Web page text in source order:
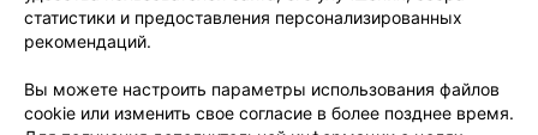
Публичный договор
Доставка
Способы оплаты
Вакансии
Партнеры
статистики и предоставления персонализированных
рекомендаций.
Вы можете настроить параметры использования файлов
cookie или изменить свое согласие в более позднее время.